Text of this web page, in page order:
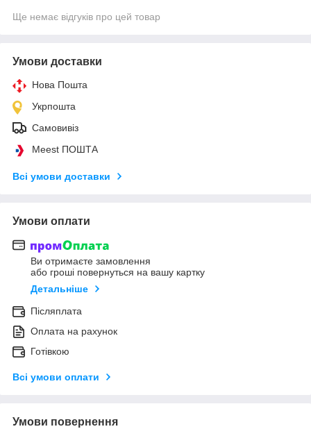
Ще немає відгуків про цей товар
Умови доставки
Нова Пошта
Укрпошта
Самовивіз
Meest ПОШТА
Всі умови доставки
Умови оплати
Ви отримаєте замовлення
або гроші повернуться на вашу картку
Детальніше
Післяплата
Оплата на рахунок
Готівкою
Всі умови оплати
Умови повернення